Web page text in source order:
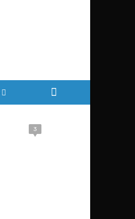
3